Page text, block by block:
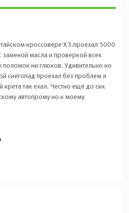
кроссовере X3.проехал 5000
масла и проверкой всех
поломок ни глюков. Удивительно но
снегопад проехал без проблем я
так ехал. Честно ещё до сих
автопрому но к моему